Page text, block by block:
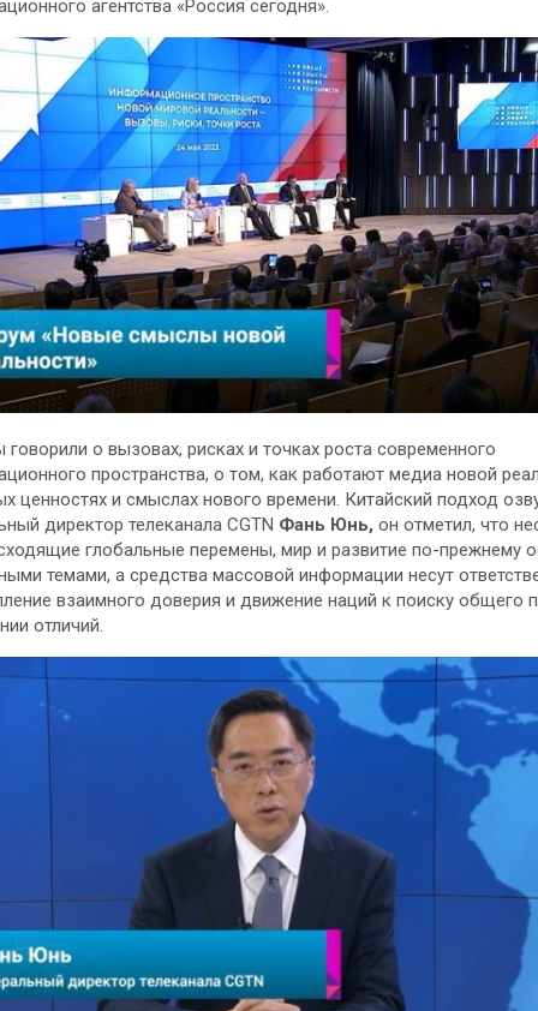
агентства «Россия сегодня».
говорили о вызовах, рисках и точках роста современного
пространства, о том, как работают медиа новой
ценностях и смыслах нового времени. Китайский подход
директор телеканала CGTN Фань Юнь, он отметил, что
глобальные перемены, мир и развитие по-прежнему
темами, а средства массовой информации несут
взаимного доверия и движение наций к поиску общего
отличий.